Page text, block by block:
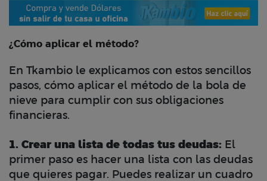
¿Cómo aplicar el método?
En Tkambio le explicamos con estos sencillos
pasos, cómo aplicar el método de la bola de
nieve para cumplir con sus obligaciones
financieras.
1. Crear una lista de todas tus deudas: El
primer paso es hacer una lista con las deudas
que quieres pagar. Puedes realizar un cuadro